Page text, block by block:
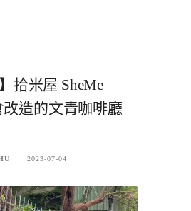
拾米屋 SheMe
改造的文青咖啡廳
2023-07-04